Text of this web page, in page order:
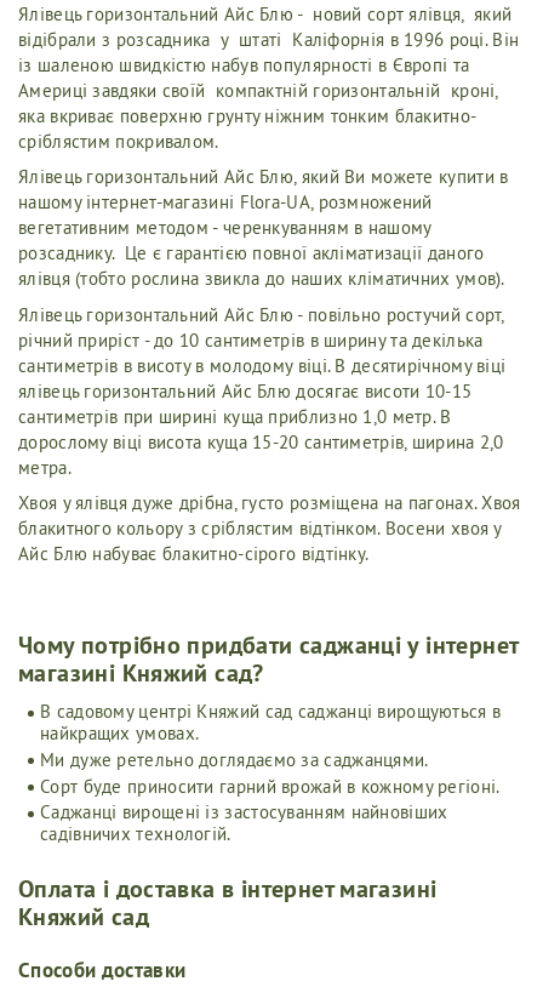
Ялівець горизонтальний Айс Блю - новий сорт ялівця, який
відібрали з розсадника у штаті Каліфорнія в 1996 році. Він
із шаленою швидкістю набув популярності в Європі та
Америці завдяки своїй компактній горизонтальній кроні,
яка вкриває поверхню грунту ніжним тонким блакитно-
сріблястим покривалом.
Ялівець горизонтальний Айс Блю, який Ви можете купити в
нашому інтернет-магазині Flora-UA, розмножений
вегетативним методом - черенкуванням в нашому
розсаднику. Це є гарантією повної акліматизації даного
ялівця (тобто рослина звикла до наших кліматичних умов).
Ялівець горизонтальний Айс Блю - повільно ростучий сорт,
річний приріст - до 10 сантиметрів в ширину та декілька
сантиметрів в висоту в молодому віці. В десятирічному віці
ялівець горизонтальний Айс Блю досягає висоти 10-15
сантиметрів при ширині куща приблизно 1,0 метр. В
дорослому віці висота куща 15-20 сантиметрів, ширина 2,0
метра.
Хвоя у ялівця дуже дрібна, густо розміщена на пагонах. Хвоя
блакитного кольору з сріблястим відтінком. Восени хвоя у
Айс Блю набуває блакитно-сірого відтінку.
Чому потрібно придбати саджанці у інтернет
магазині Княжий сад?
В садовому центрі Княжий сад саджанці вирощуються в
найкращих умовах.
Ми дуже ретельно доглядаємо за саджанцями.
Сорт буде приносити гарний врожай в кожному регіоні.
Саджанці вирощені із застосуванням найновіших
садівничих технологій.
Оплата і доставка в інтернет магазині
Княжий сад
Cпособи доставки